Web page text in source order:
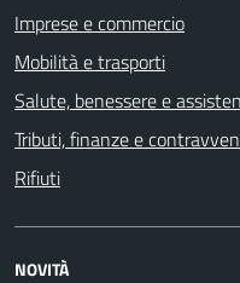
Imprese e commercio
Mobilità e trasporti
Salute, benessere e
Tributi, finanze e
Rifiuti
NOVITÀ